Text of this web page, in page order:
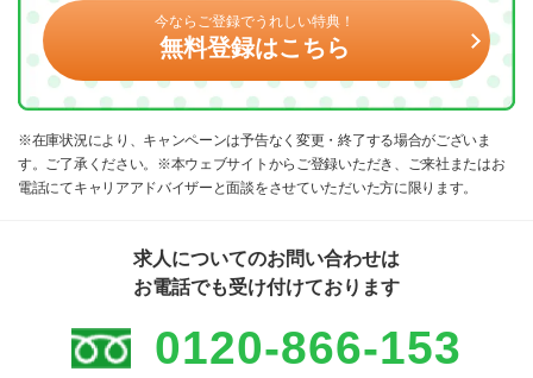
今ならご登録でうれしい特典！
無料登録はこちら
※在庫状況により、キャンペーンは予告なく変更・終了する場合がございま
す。ご了承ください。※本ウェブサイトからご登録いただき、ご来社またはお
電話にてキャリアアドバイザーと面談をさせていただいた方に限ります。
求人についてのお問い合わせは
お電話でも受け付けております
0120-866-153